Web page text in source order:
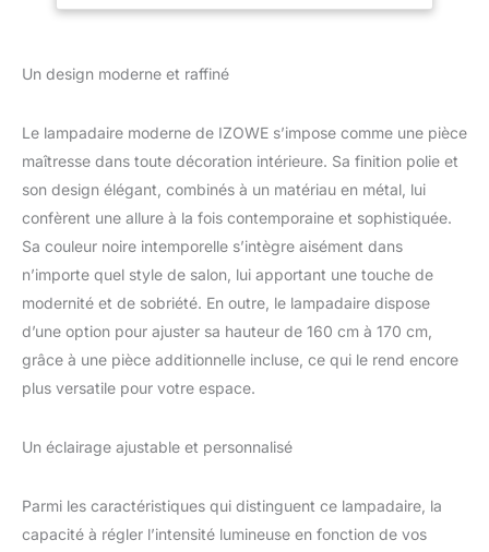
Éclairage Ambiance
Lampadaire Salon
Chambre
différents angles. Lampe
n'avez plus à vous soucier
à la maison, ils regarderont
souvent directement la
l'inconfort ; En même
temps, l'éclairage de haut
niveau, l'élargissement de
la gamme d'éclairage peut
également être uniforme à
360°. Eclairage
personnalisable:Lampadaire
salon dispose de 3
d'une fonction de gradation
interrupteur tactile sur le
et les niveaux de lumière,
offrant ainsi un large
Un design moderne et raffiné
Le lampadaire moderne de IZOWE s’impose comme une pièce
maîtresse dans toute décoration intérieure. Sa finition polie et
son design élégant, combinés à un matériau en métal, lui
confèrent une allure à la fois contemporaine et sophistiquée.
Sa couleur noire intemporelle s’intègre aisément dans
n’importe quel style de salon, lui apportant une touche de
modernité et de sobriété. En outre, le lampadaire dispose
d’une option pour ajuster sa hauteur de 160 cm à 170 cm,
grâce à une pièce additionnelle incluse, ce qui le rend encore
plus versatile pour votre espace.
Un éclairage ajustable et personnalisé
Parmi les caractéristiques qui distinguent ce lampadaire, la
capacité à régler l’intensité lumineuse en fonction de vos